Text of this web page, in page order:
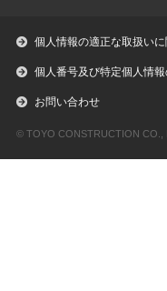
個人情報の適正な取扱い
個人番号及び特定個人情
お問い合わせ
© TOYO CONSTRUCTION CO.,